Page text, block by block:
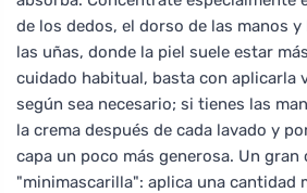
de los dedos, el dorso de las manos
las uñas, donde la piel suele estar
cuidado habitual, basta con aplicarla
según sea necesario; si tienes las
la crema después de cada lavado y
capa un poco más generosa. Un gran
"minimascarilla": aplica una cantidad